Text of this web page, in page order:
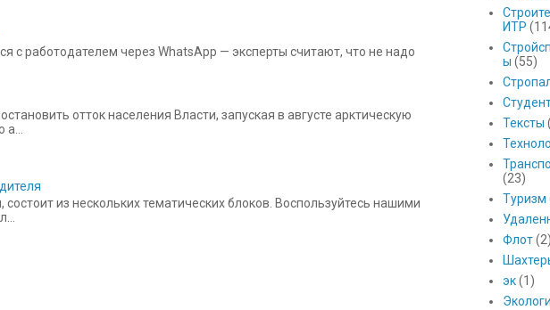
с работодателем через WhatsApp — эксперты считают, что не надо
отток населения Власти, запуская в августе арктическую
из нескольких тематических блоков. Воспользуйтесь нашими
ИТР
ы (55)
Тексты
(23)
Туризм
Флот
эк (1)